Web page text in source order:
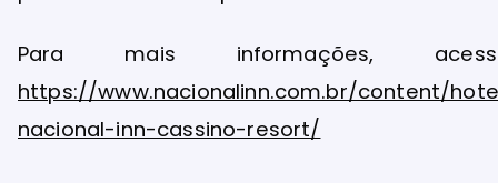
Para mais informações,
https://www.nacionalinn.com.br/content/
nacional-inn-cassino-resort/